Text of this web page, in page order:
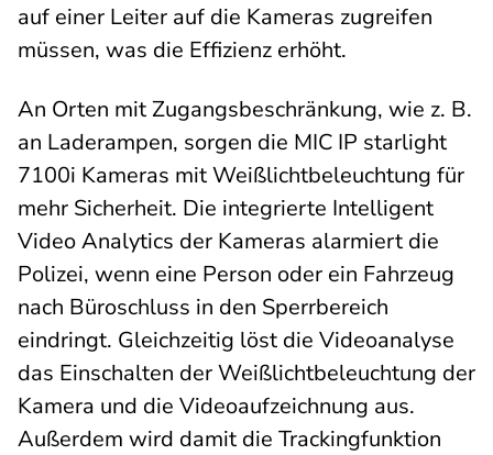
auf einer Leiter auf die Kameras zugreifen
müssen, was die Effizienz erhöht.
An Orten mit Zugangsbeschränkung, wie z. B.
an Laderampen, sorgen die MIC IP starlight
7100i Kameras mit Weißlichtbeleuchtung für
mehr Sicherheit. Die integrierte Intelligent
Video Analytics der Kameras alarmiert die
Polizei, wenn eine Person oder ein Fahrzeug
nach Büroschluss in den Sperrbereich
eindringt. Gleichzeitig löst die Videoanalyse
das Einschalten der Weißlichtbeleuchtung der
Kamera und die Videoaufzeichnung aus.
Außerdem wird damit die Trackingfunktion